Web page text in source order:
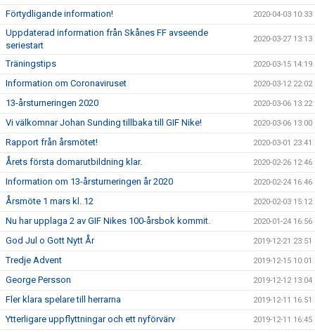
Förtydligande information! 2020-04-03 10:33
Uppdaterad information från Skånes FF avseende
seriestart
2020-03-27 13:13
Träningstips 2020-03-15 14:19
Information om Coronaviruset 2020-03-12 22:02
13-årsturneringen 2020 2020-03-06 13:22
Vi välkomnar Johan Sunding tillbaka till GIF Nike! 2020-03-06 13:00
Rapport från årsmötet! 2020-03-01 23:41
Årets första domarutbildning klar. 2020-02-26 12:46
Information om 13-årsturneringen år 2020 2020-02-24 16:46
Årsmöte 1 mars kl. 12 2020-02-03 15:12
Nu har upplaga 2 av GIF Nikes 100-årsbok kommit. 2020-01-24 16:56
God Jul o Gott Nytt År 2019-12-21 23:51
Tredje Advent 2019-12-15 10:01
George Persson 2019-12-12 13:04
Fler klara spelare till herrarna 2019-12-11 16:51
Ytterligare uppflyttningar och ett nyförvärv 2019-12-11 16:45